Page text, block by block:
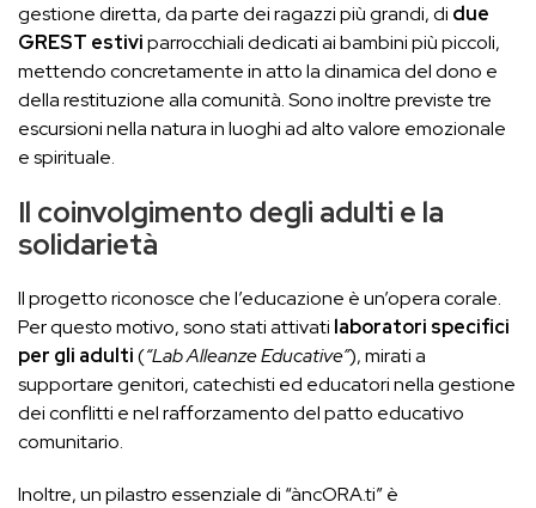
gestione diretta, da parte dei ragazzi più grandi, di due
GREST estiviparrocchiali dedicati ai bambini più piccoli,
mettendo concretamente in atto la dinamica del dono e
della restituzione alla comunità. Sono inoltre previste tre
escursioni nella natura in luoghi ad alto valore emozionale
e spirituale.
Il coinvolgimento degli adulti e la
solidarietà
Il progetto riconosce che l’educazione è un’opera corale.
Per questo motivo, sono stati attivati laboratori specifici
per gli adulti(“Lab Alleanze Educative”), mirati a
supportare genitori, catechisti ed educatori nella gestione
dei conflitti e nel rafforzamento del patto educativo
comunitario.
Inoltre, un pilastro essenziale di “àncORA.ti” è